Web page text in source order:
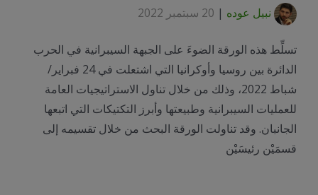
نبيل عوده | 20 سبتمبر 2022
تسلِّط هذه الورقة الضوءَ على الجبهة السيبرانية في الحرب
الدائرة بين روسيا وأوكرانيا التي اشتعلت في 24 فبراير/
شباط 2022، وذلك من خلال تناول الاستراتيجيات العامة
للعمليات السيبرانية وطبيعتها وأبرز التكتيكات التي اتبعها
الجانبان. وقد تناولت الورقة البحث من خلال تقسيمه إلى
قسمَيْن رئيسَيْن